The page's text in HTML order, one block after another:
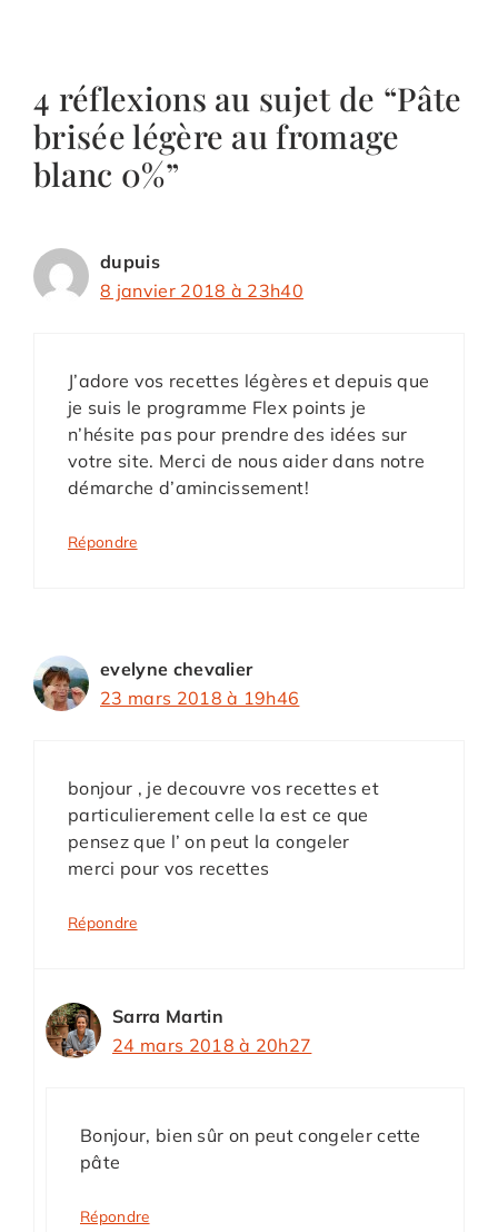
4 réflexions au sujet de “Pâte
brisée légère au fromage
blanc 0%”
dupuis
8 janvier 2018 à 23h40
J’adore vos recettes légères et depuis que
je suis le programme Flex points je
n’hésite pas pour prendre des idées sur
votre site. Merci de nous aider dans notre
démarche d’amincissement!
Répondre
evelyne chevalier
23 mars 2018 à 19h46
bonjour , je decouvre vos recettes et
particulierement celle la est ce que
pensez que l’ on peut la congeler
merci pour vos recettes
Répondre
Sarra Martin
24 mars 2018 à 20h27
Bonjour, bien sûr on peut congeler cette
pâte
Répondre